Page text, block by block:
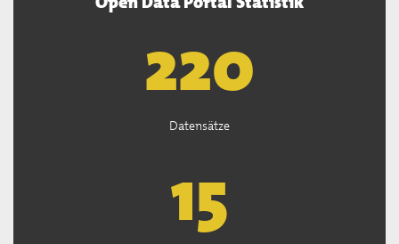
222
Datensätze
15